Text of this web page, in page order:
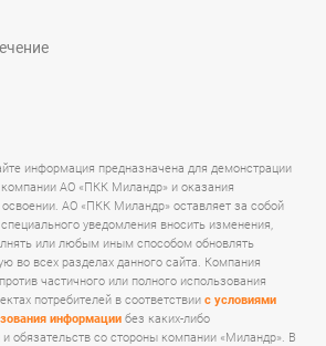
информация предназначена для демонстрации
АО «ПКК Миландр» и оказания
АО «ПКК Миландр» оставляет за собой
уведомления вносить изменения,
или любым иным способом обновлять
во всех разделах данного сайта. Компания
частичного или полного использования
потребителей в соответствии с условиями
информации без каких-либо
и обязательств со стороны компании «Миландр». В